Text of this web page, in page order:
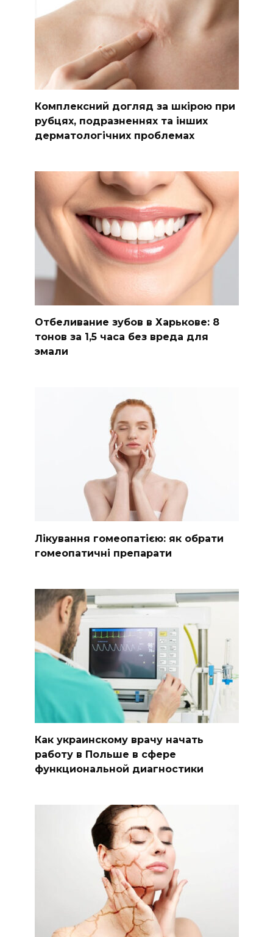
Комплексний догляд за шкірою при
рубцях, подразненнях та інших
дерматологічних проблемах
Отбеливание зубов в Харькове: 8
тонов за 1,5 часа без вреда для
эмали
Лікування гомеопатією: як обрати
гомеопатичні препарати
Как украинскому врачу начать
работу в Польше в сфере
функциональной диагностики